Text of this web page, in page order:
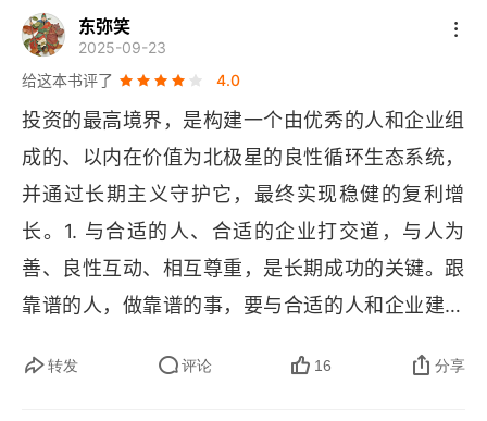
第2章 财务与投资
B.套利[1]
C.戳穿标准教条[1]
D.“价值”投资：多余的两个字[1]
E.聪明的投资[1]
G.生命与负债[1]
常注重长期投资和独立思考。他认为，投资者应该
具备长期的投资眼光，关注企业的长期发展和持续
创造价值的能力，而不是被短期的市场波动所左
右。同时，他也强调了独立思考的重要性，认为投
资者应该根据自己的判断和经验做出投资决策，而
不是盲目跟风或者听从所谓的专业人士的建议。在
经营方面，巴菲特非常注重股东利益和企业社会责
任。他认为，企业应该以股东利益最大化为首要目
标，同时也要积极回馈社会、履行社会责任。这种
经营哲学不仅让企业赢得了股东的信任和支持，也
东弥笑
2025-09-23
给这本书评了
4.0
投资的最高境界，是构建一个由优秀的人和企业组
成的、以内在价值为北极星的良性循环生态系统，
并通过长期主义守护它，最终实现稳健的复利增
长。1. 与合适的人、合适的企业打交道，与人为
善、良性互动、相互尊重，是长期成功的关键。跟
靠谱的人，做靠谱的事，要与合适的人和企业建立
和优质的建材，即使盖得慢一点，房子也能经风
转发 评论 16 分享